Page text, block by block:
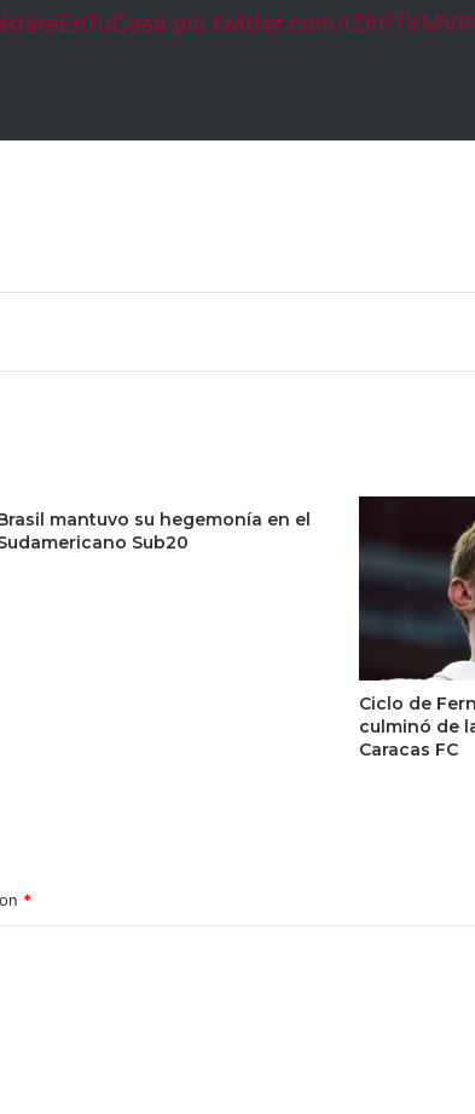
pic.twitter.com/
mantuvo su hegemonía en el
Sub20
Ciclo de
culminó de
Caracas FC
*